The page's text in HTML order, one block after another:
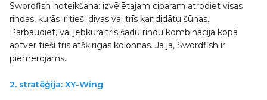
Swordfish noteikšana: izvēlētajam ciparam atrodiet visas
rindas, kurās ir tieši divas vai trīs kandidātu šūnas.
Pārbaudiet, vai jebkura trīs šādu rindu kombinācija kopā
aptver tieši trīs atšķirīgas kolonnas. Ja jā, Swordfish ir
piemērojams.
2. stratēģija: XY-Wing